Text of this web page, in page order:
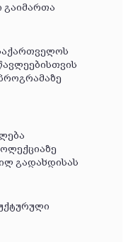
გაიმართა
გადახდისას